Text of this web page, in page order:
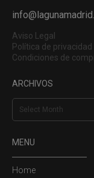
Aviso Legal
Política de privacidad
Condiciones de
ARCHIVOS
Archivos
MENU
Home